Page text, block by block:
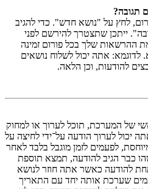
תגובה?
לחץ על "נושא חדש". כדי להגיב
ייתכן שתצטרך להירשם לפני
ההרשאות שלך בכל פורום זמינה
לדוגמא: אתה יכול לשלוח נושאים
להודעות, וכן הלאה.
של המערכת, תוכל לערוך או למחוק
יכול לערוך הודעה על־ידי לחיצה על
לפעמים לזמן מוגבל בלבד לאחר
כבר הגיב להודעה, תמצא תוספת
להודעה כאשר אתה חוזר לנושא
שערכת אותה יחד עם התאריך